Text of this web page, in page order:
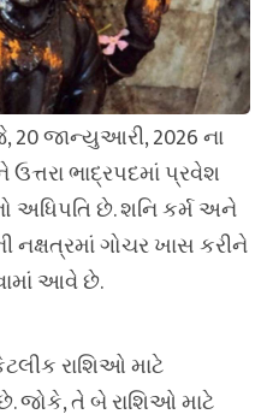
જાન્યુઆરી, 2026 ના
ભાદ્રપદમાં પ્રવેશ
અધિપતિ છે. શનિ કર્મ અને
નક્ષત્રમાં ગોચર ખાસ કરીને
આવે છે.
રાશિઓ માટે
જોકે, તે બે રાશિઓ માટે